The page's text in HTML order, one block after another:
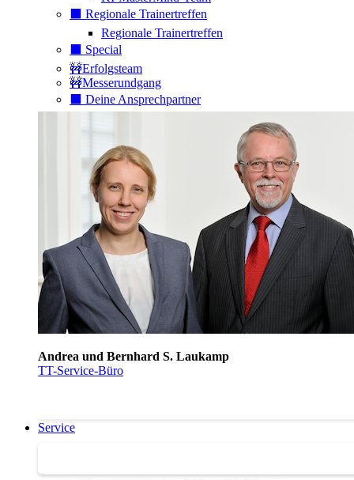
⬛️ Regionale Trainertreffen
Regionale Trainertreffen
⬛️ Special
🚧Erfolgsteam
🚧Messerundgang
⬛️ Deine Ansprechpartner
Andrea und Bernhard S. Laukamp
TT-Service-Büro
Service